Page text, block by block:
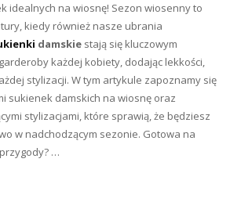
idealnych na wiosnę! Sezon wiosenny to
kiedy również nasze ubrania
damskie stają się kluczowym
każdej kobiety, dodając lekkości,
stylizacji. W tym artykule zapoznamy się
sukienek damskich na wiosnę oraz
stylizacjami, które sprawią, że będziesz
w nadchodzącym sezonie. Gotowa na
…